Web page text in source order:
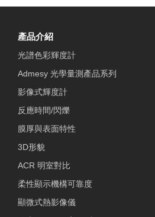
產品介紹
光譜色彩輝度計
Admesy 光學量測產品系列
影像式輝度計
反應時間/閃爍
膜厚與表面特性
3D形貌
ACR 明室對比
柔性顯示機構可靠度
顯微式熱影像儀